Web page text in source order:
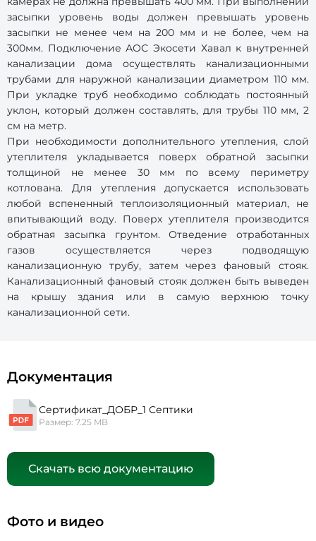
засыпки уровень воды должен превышать уровень
засыпки не менее чем на 200 мм и не более, чем на
300мм. Подключение АОС Экосети Хавал к внутренней
канализации дома осуществлять канализационными
трубами для наружной канализации диаметром 110 мм.
При укладке труб необходимо соблюдать постоянный
уклон, который должен составлять, для трубы 110 мм, 2
см на метр.
При необходимости дополнительного утепления, слой
утеплителя укладывается поверх обратной засыпки
толщиной не менее 30 мм по всему периметру
котлована. Для утепления допускается использовать
любой вспененный теплоизоляционный материал, не
впитывающий воду. Поверх утеплителя производится
обратная засыпка грунтом. Отведение отработанных
газов осуществляется через подводящую
канализационную трубу, затем через фановый стояк.
Канализационный фановый стояк должен быть выведен
на крышу здания или в самую верхнюю точку
канализационной сети.
Документация
Сертификат_ДОБР_1 Септики
Размер: 7.25 MB
Скачать всю документацию
Фото и видео